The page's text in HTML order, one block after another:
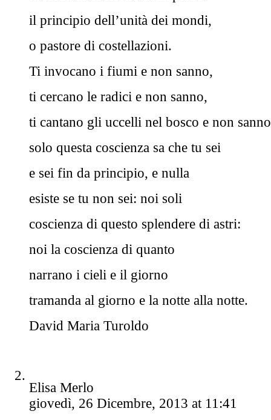
il principio dell’unità dei mondi,
o pastore di costellazioni.
Ti invocano i fiumi e non sanno,
ti cercano le radici e non sanno,
ti cantano gli uccelli nel bosco e non
solo questa coscienza sa che tu sei
e sei fin da principio, e nulla
esiste se tu non sei: noi soli
coscienza di questo splendere di astri:
noi la coscienza di quanto
narrano i cieli e il giorno
tramanda al giorno e la notte alla notte.
David Maria Turoldo
Elisa Merlo
giovedì, 26 Dicembre, 2013 at 11:41